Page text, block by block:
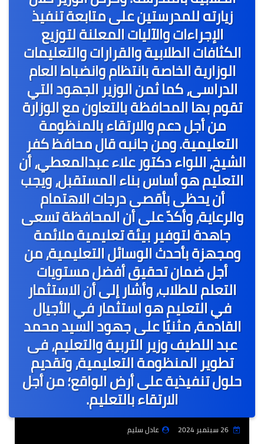
زيارته للمدرستين على متابعة تنفيذ
الإجراءات والآليات المعلنة لتوزيع
الكثافات الطلابية والقرارات والتعليمات
الوزارية الخاصة بانتظام وانضباط العام
الدراسى، كما ثمن الوزير الجهود التي
تقوم بها المحافظة بالتعاون مع الوزارة
من أجل دعم والارتقاء بالمنظومة
التعليمية. ومن جانبه قال محافظ كفر
الشيخ، اللواء دكتور علاء عبدالمعطي، أن
التعليم هو أساس بناء المستقبل، ويجب
أن يحظى بأقصى درجات الاهتمام
والرعاية، وأكدّ على أن المحافظة تسعى
جاهدة لتوفير بيئة تعليمية ملائمة
ومجهزة بأحدث الوسائل التعليمية، من
أجل ضمان تحقيق أفضل مستويات
التعلم للطلاب، وأشار إلى أن الاستثمار
في التعليم هو استثمار في الأجيال
القادمة، مثنيًا على جهود السيد محمد
عبد اللطيف وزير التربية والتعليم، فى
تطوير المنظومة التعليمية، وتقديم
حلول تنفيذية على أرض الواقع؛ من أجل
الارتقاء بالتعليم.
26 سبتمبر 2024
عادل سليم